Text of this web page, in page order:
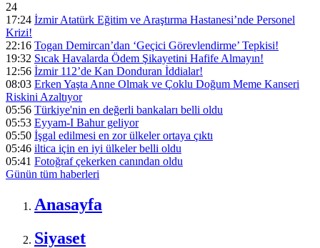
24
17:24 İzmir Atatürk Eğitim ve Araştırma Hastanesi’nde Personel
Krizi!
22:16 Togan Demircan’dan ‘Geçici Görevlendirme’ Tepkisi!
19:32 Sıcak Havalarda Ödem Şikayetini Hafife Almayın!
12:56 İzmir 112’de Kan Donduran İddialar!
08:03 Erken Yaşta Anne Olmak ve Çoklu Doğum Meme Kanseri
Riskini Azaltıyor
05:56 Türkiye'nin en değerli bankaları belli oldu
05:53 Eyyam-I Bahur geliyor
05:50 İşgal edilmesi en zor ülkeler ortaya çıktı
05:46 iltica için en iyi ülkeler belli oldu
05:41 Fotoğraf çekerken canından oldu
Günün tüm haberleri
Anasayfa
Siyaset